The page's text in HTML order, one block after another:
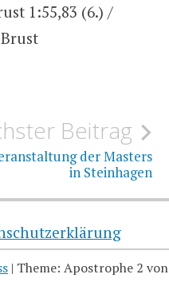
1:55,83 (6.) /
Beitrag
der Masters
in Steinhagen
| Theme: Apostrophe 2 von